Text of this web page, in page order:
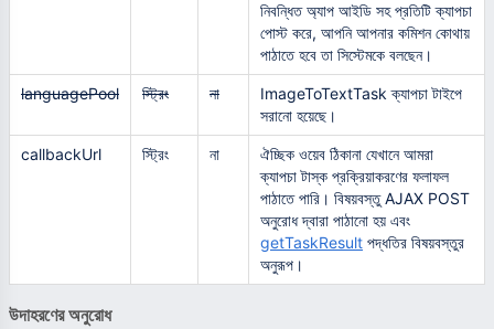
নিবন্ধিত অ্যাপ আইডি সহ প্রতিটি ক্যাপচা
পোস্ট করে, আপনি আপনার কমিশন কোথায়
পাঠাতে হবে তা সিস্টেমকে বলছেন।
languagePool স্ট্রিং না
ImageToTextTask ক্যাপচা টাইপে
সরানো হয়েছে।
callbackUrl স্ট্রিং না
ঐচ্ছিক ওয়েব ঠিকানা যেখানে আমরা
ক্যাপচা টাস্ক প্রক্রিয়াকরণের ফলাফল
পাঠাতে পারি। বিষয়বস্তু AJAX POST
অনুরোধ দ্বারা পাঠানো হয় এবং
getTaskResult পদ্ধতির বিষয়বস্তুর
অনুরূপ।
উদাহরণের অনুরোধ